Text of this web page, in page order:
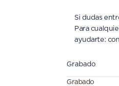
Si dudas
Para
ayudarte:
Grabado
Grabado